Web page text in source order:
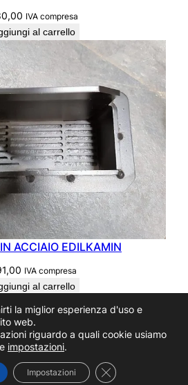
IVA compresa
al carrello
ACCIAIO EDILKAMIN
IVA compresa
al carrello
Proudly powered by
la miglior esperienza d'uso e
web.
riguardo a quali cookie usiamo
impostazioni.
Impostazioni Close GDPR